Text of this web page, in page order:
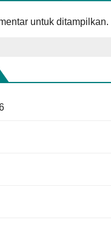
untuk ditampilkan.